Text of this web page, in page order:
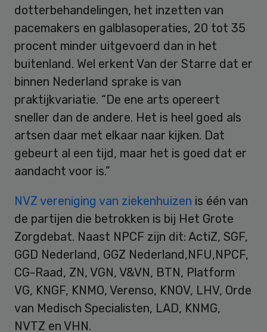
dotterbehandelingen, het inzetten van
pacemakers en galblasoperaties, 20 tot 35
procent minder uitgevoerd dan in het
buitenland. Wel erkent Van der Starre dat er
binnen Nederland sprake is van
praktijkvariatie. “De ene arts opereert
sneller dan de andere. Het is heel goed als
artsen daar met elkaar naar kijken. Dat
gebeurt al een tijd, maar het is goed dat er
aandacht voor is.”
NVZ vereniging van ziekenhuizen is één van
de partijen die betrokken is bij Het Grote
Zorgdebat. Naast NPCF zijn dit: ActiZ, SGF,
GGD Nederland, GGZ Nederland,NFU,NPCF,
CG-Raad, ZN, VGN, V&VN, BTN, Platform
VG, KNGF, KNMO, Verenso, KNOV, LHV, Orde
van Medisch Specialisten, LAD, KNMG,
NVTZ en VHN.